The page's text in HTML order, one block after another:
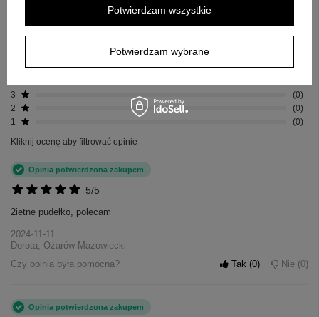
w naszym programie lojalnościowym.
3
0
2
0
1
0
Kliknij ocenę aby filtrować opinie
5/5
Opinia potwierdzona zakupem
2ietne pudełko, polecam
2024-11-11
Dorota, Ożarów Mazowiecki
Czy opinia była pomocna?
Tak 0 Nie 0
Opinia potwierdzona zakupem
Potwierdzam wybrane
Potwierdzam wszystkie